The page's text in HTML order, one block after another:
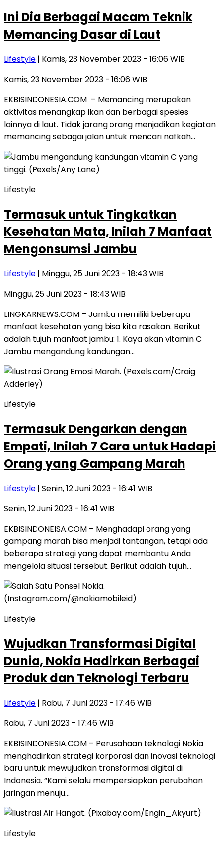
Ini Dia Berbagai Macam Teknik
Memancing Dasar di Laut
Lifestyle | Kamis, 23 November 2023 - 16:06 WIB
Kamis, 23 November 2023 - 16:06 WIB
EKBISINDONESIA.COM – Memancing merupakan
aktivitas menangkap ikan dan berbagai spesies
lainnya di laut. Tidak jarang orang menjadikan kegiatan
memancing sebagai jalan untuk mencari nafkah…
Lifestyle
Termasuk untuk Tingkatkan
Kesehatan Mata, Inilah 7 Manfaat
Mengonsumsi Jambu
Lifestyle | Minggu, 25 Juni 2023 - 18:43 WIB
Minggu, 25 Juni 2023 - 18:43 WIB
LINGKARNEWS.COM – Jambu memiliki beberapa
manfaat kesehatan yang bisa kita rasakan. Berikut
adalah tujuh manfaat jambu: 1. Kaya akan vitamin C
Jambu mengandung kandungan…
Lifestyle
Termasuk Dengarkan dengan
Empati, Inilah 7 Cara untuk Hadapi
Orang yang Gampang Marah
Lifestyle | Senin, 12 Juni 2023 - 16:41 WIB
Senin, 12 Juni 2023 - 16:41 WIB
EKBISINDONEISA.COM – Menghadapi orang yang
gampang marah bisa menjadi tantangan, tetapi ada
beberapa strategi yang dapat membantu Anda
mengelola situasi tersebut. Berikut adalah tujuh…
Lifestyle
Wujudkan Transformasi Digital
Dunia, Nokia Hadirkan Berbagai
Produk dan Teknologi Terbaru
Lifestyle | Rabu, 7 Juni 2023 - 17:46 WIB
Rabu, 7 Juni 2023 - 17:46 WIB
EKBISINDONESIA.COM – Perusahaan teknologi Nokia
menghadirkan strategi korporasi dan inovasi teknologi
baru untuk mewujudkan transformasi digital di
Indonesia. “Kami selalu mempersiapkan perubahan
jaringan menuju…
Lifestyle